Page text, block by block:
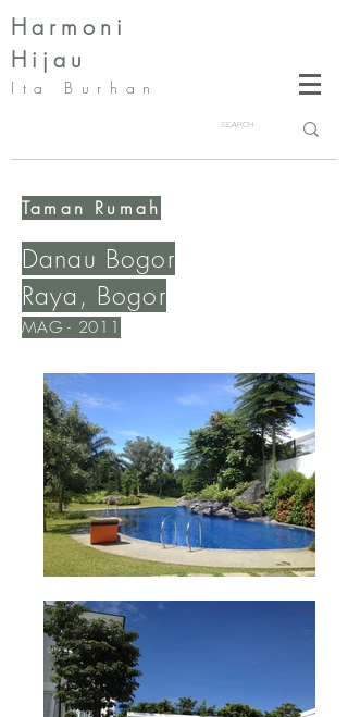
Harmoni
Hijau
Ita Burhan
Taman Rumah
Danau Bogor
Raya, Bogor
MAG - 2011